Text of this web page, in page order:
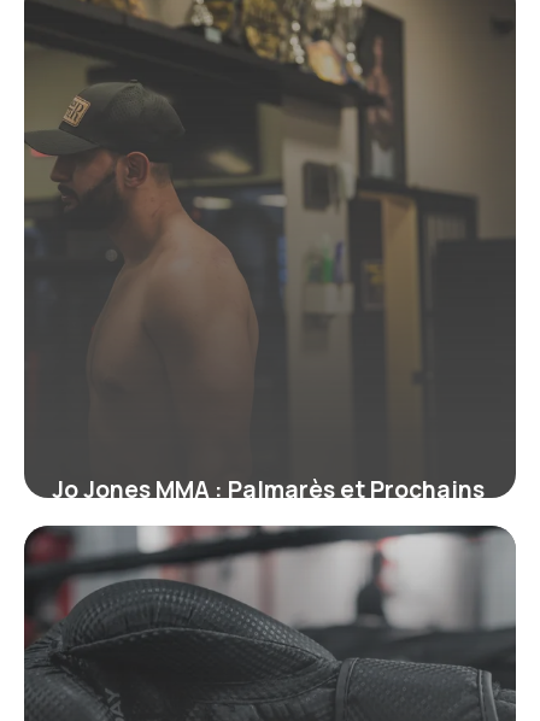
qu’un grade
19 juin 2026
Jo Jones MMA : Palmarès et Prochains
Combats
19 juin 2026